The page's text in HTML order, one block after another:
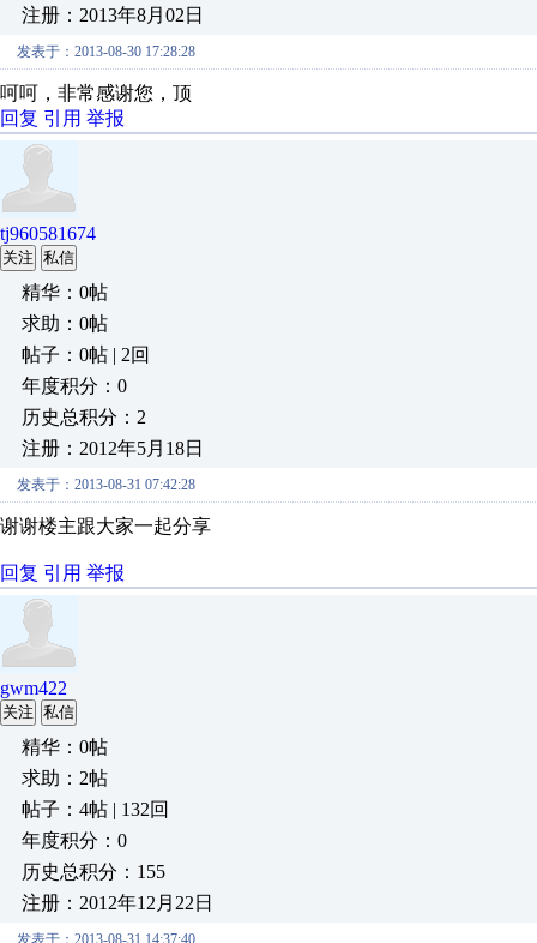
注册：2013年8月02日
发表于：2013-08-30 17:28:28
呵呵，非常感谢您，顶
回复 引用 举报
tj960581674
关注 私信
精华：0帖
求助：0帖
帖子：0帖 | 2回
年度积分：0
历史总积分：2
注册：2012年5月18日
发表于：2013-08-31 07:42:28
谢谢楼主跟大家一起分享
回复 引用 举报
gwm422
关注 私信
精华：0帖
求助：2帖
帖子：4帖 | 132回
年度积分：0
历史总积分：155
注册：2012年12月22日
发表于：2013-08-31 14:37:40